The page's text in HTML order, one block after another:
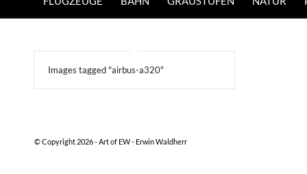
Images tagged "airbus-a320"
© Copyright 2026 -Art of EW - Erwin Waldherr